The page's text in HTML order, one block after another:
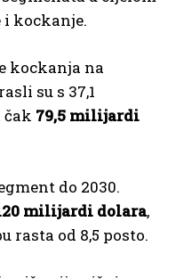
i kockanje.
kockanja na
su s 37,1
čak 79,5 milijardi
do 2030.
milijardi dolara,
rasta od 8,5 posto.